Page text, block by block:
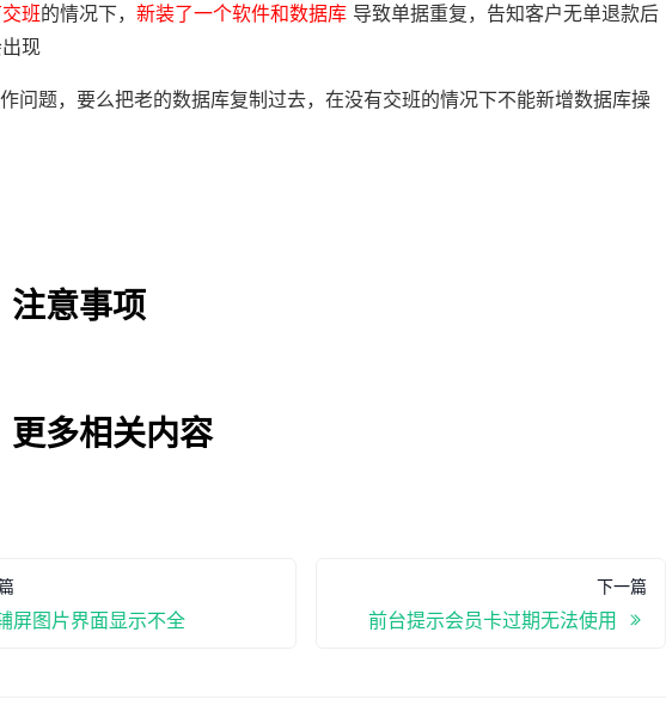
班的情况下， 新装了一个软件和数据库 导致单据重复，告知客户无单退款后
现
问题，要么把老的数据库复制过去，在没有交班的情况下不能新增数据库操
注意事项
更多相关内容
屏图片界面显示不全
下一篇
前台提示会员卡过期无法使用